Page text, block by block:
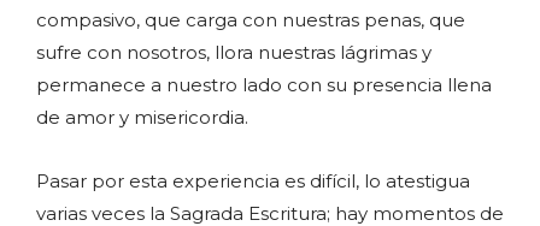
compasivo, que carga con nuestras penas, que
sufre con nosotros, llora nuestras lágrimas y
permanece a nuestro lado con su presencia llena
de amor y misericordia.
Pasar por esta experiencia es difícil, lo atestigua
varias veces la Sagrada Escritura; hay momentos de